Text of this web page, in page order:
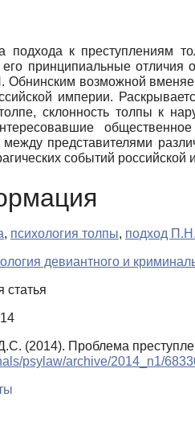
подхода к преступлениям
принципиальные отличия
Обнинским возможной
империи.
склонность толпы к
между представителями
событий российской
, психология толпы, подход
девиантного и
статья
(2014). Проблема
psylaw/archive/2014_n1/